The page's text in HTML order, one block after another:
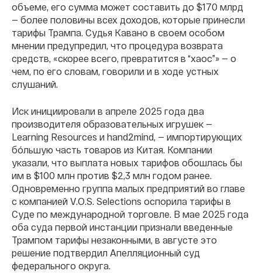
объеме, его сумма может составить до $170 млрд
— более половины всех доходов, которые принесли
тарифы Трампа. Судья Кавано в своем особом
мнении предупредил, что процедура возврата
средств, «скорее всего, превратится в “хаос”» — о
чем, по его словам, говорили и в ходе устных
слушаний.
Иск инициировали в апреле 2025 года два
производителя образовательных игрушек —
Learning Resources и hand2mind, — импортирующих
бóльшую часть товаров из Китая. Компании
указали, что выплата новых тарифов обошлась бы
им в $100 млн против $2,3 млн годом ранее.
Одновременно группа малых предприятий во главе
с компанией V.O.S. Selections оспорила тарифы в
Суде по международной торговле. В мае 2025 года
оба суда первой инстанции признали введенные
Трампом тарифы незаконными, в августе это
решение подтвердил Апелляционный суд
федерального округа.